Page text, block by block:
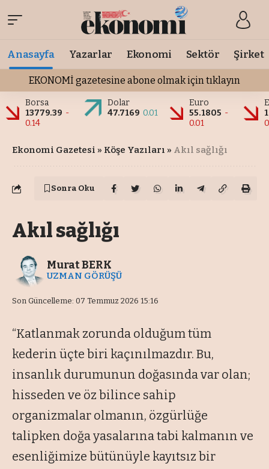
Anasayfa Yazarlar Ekonomi Sektör Şirket
EKONOMİ gazetesine abone olmak için tıklayın
Borsa
13779.39 -
0.14
Dolar
47.7169 0.01
Euro
55.1805 -
0.01
Ekonomi Gazetesi » Köşe Yazıları » Akıl sağlığı
Sonra Oku
Akıl sağlığı
Son Güncelleme: 07 Temmuz 2026 15:16
Murat BERK
UZMAN GÖRÜŞÜ
“Katlanmak zorunda olduğum tüm
kederin üçte biri kaçınılmazdır. Bu,
insanlık durumunun doğasında var olan;
hisseden ve öz bilince sahip
organizmalar olmanın, özgürlüğe
talipken doğa yasalarına tabi kalmanın ve
esenliğimize bütünüyle kayıtsız bir